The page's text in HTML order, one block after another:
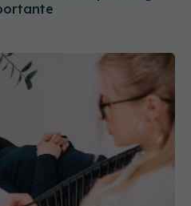
terapia ca pe un